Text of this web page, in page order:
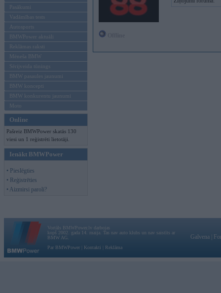
Pasākumi
Vadāmības tests
Autosports
BMWPower aktuāli
Reklāmas raksti
Mēneša BMW
Sērijveida tūnings
BMW pasaules jaunumi
BMW koncepti
BMW konkurentu jaunumi
Moto
Online
Pašreiz BMWPower skatās 130
viesi un 1 reģistrēti lietotāji.
Ienākt BMWPower
• Pieslēgties
• Reģistrēties
• Aizmirsi paroli?
Vortāls BMWPower.lv darbojas
kopš 2002. gada 14. maija. Tas nav auto klubs un nav saistīts ar
BMW AG.
Par BMWPower
Kontakti Reklāma
Galvena